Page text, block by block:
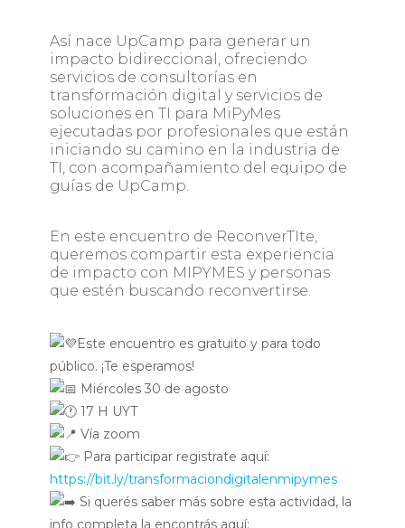
Así nace UpCamp para generar un
impacto bidireccional, ofreciendo
servicios de consultorías en
transformación digital y servicios de
soluciones en TI para MiPyMes
ejecutadas por profesionales que están
iniciando su camino en la industria de
TI, con acompañamiento del equipo de
guías de UpCamp.
En este encuentro de ReconverTIte,
queremos compartir esta experiencia
de impacto con MIPYMES y personas
que estén buscando reconvertirse.
Este encuentro es gratuito y para todo
público. ¡Te esperamos!
Miércoles 30 de agosto
17 H UYT
Vía zoom
Para participar registrate aquí:
https://bit.ly/transformaciondigitalenmipymes
Si querés saber más sobre esta actividad, la
info completa la encontrás aquí: